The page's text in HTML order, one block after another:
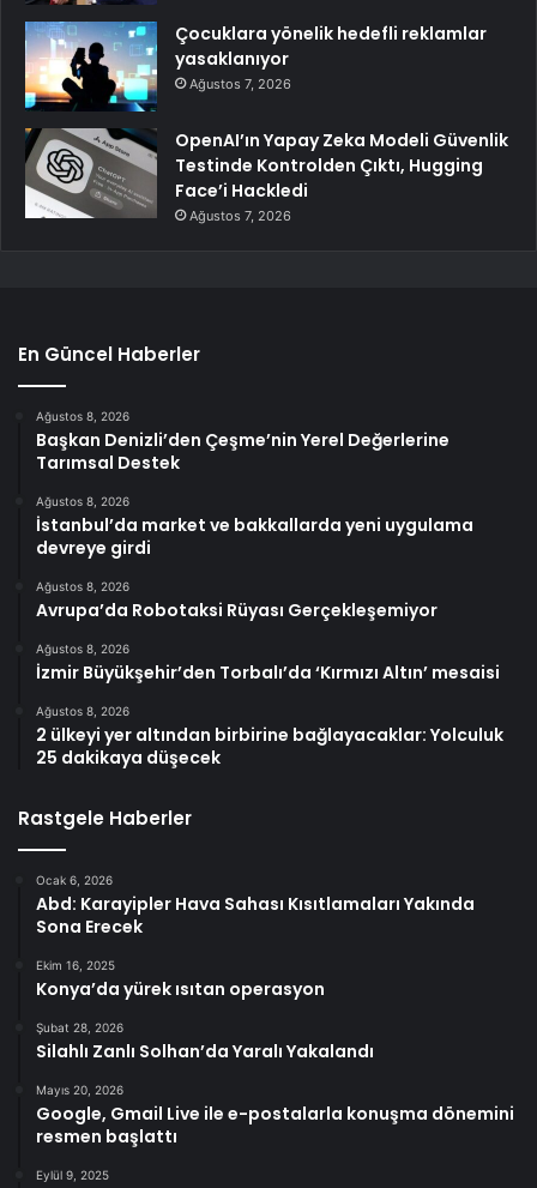
Çocuklara yönelik hedefli reklamlar
yasaklanıyor
Ağustos 7, 2026
OpenAI’ın Yapay Zeka Modeli Güvenlik
Testinde Kontrolden Çıktı, Hugging
Face’i Hackledi
Ağustos 7, 2026
En Güncel Haberler
Ağustos 8, 2026
Başkan Denizli’den Çeşme’nin Yerel Değerlerine
Tarımsal Destek
Ağustos 8, 2026
İstanbul’da market ve bakkallarda yeni uygulama
devreye girdi
Ağustos 8, 2026
Avrupa’da Robotaksi Rüyası Gerçekleşemiyor
Ağustos 8, 2026
İzmir Büyükşehir’den Torbalı’da ‘Kırmızı Altın’ mesaisi
Ağustos 8, 2026
2 ülkeyi yer altından birbirine bağlayacaklar: Yolculuk
25 dakikaya düşecek
Rastgele Haberler
Ocak 6, 2026
Abd: Karayipler Hava Sahası Kısıtlamaları Yakında
Sona Erecek
Ekim 16, 2025
Konya’da yürek ısıtan operasyon
Şubat 28, 2026
Silahlı Zanlı Solhan’da Yaralı Yakalandı
Mayıs 20, 2026
Google, Gmail Live ile e-postalarla konuşma dönemini
resmen başlattı
Eylül 9, 2025